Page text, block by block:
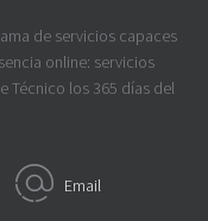
de servicios capaces
online: servicios
Técnico los 365 días del
Email